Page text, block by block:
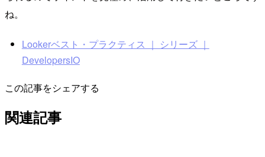
ね。
Lookerベスト・プラクティス ｜ シリーズ ｜
DevelopersIO
この記事をシェアする
関連記事